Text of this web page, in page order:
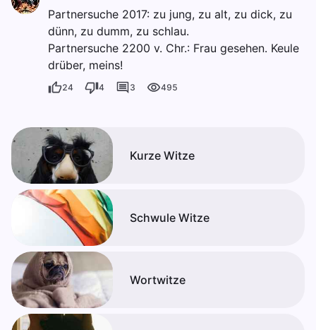
Partnersuche 2017: zu jung, zu alt, zu dick, zu
dünn, zu dumm, zu schlau.
Partnersuche 2200 v. Chr.: Frau gesehen. Keule
drüber, meins!
24 4 3 495
Kurze Witze
Schwule Witze
Wortwitze